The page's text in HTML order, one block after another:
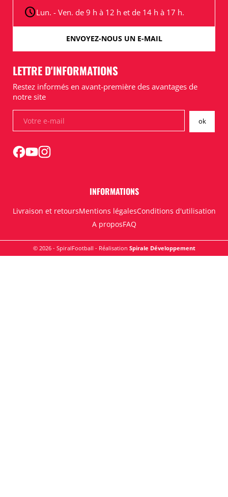
scheduleLun. - Ven. de 9 h à 12 h et de 14 h à 17 h.
ENVOYEZ-NOUS UN E-MAIL
INFORMATIONS
Livraison et retoursMentions légalesConditions d'utilisation
A proposFAQ
LETTRE D'INFORMATIONS
Restez informés en avant-première des avantages de
notre site
© 2026 - SpiralFootball - Réalisation Spirale Développement